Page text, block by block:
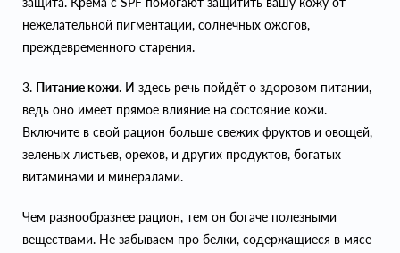
нежелательной пигментации, солнечных ожогов,
преждевременного старения.
3. Питание кожи. И здесь речь пойдёт о здоровом питании,
ведь оно имеет прямое влияние на состояние кожи.
Включите в свой рацион больше свежих фруктов и овощей,
зеленых листьев, орехов, и других продуктов, богатых
витаминами и минералами.
Чем разнообразнее рацион, тем он богаче полезными
веществами. Не забываем про белки, содержащиеся в мясе